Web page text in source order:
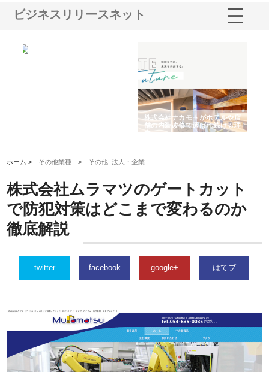
ビジネスリリースネット
株式会社ナカモトがホテルや店
舗の内装改修で選ばれ続ける理
由
ホーム > その他業種 > その他_法人・企業
株式会社ムラマツのゲートカット
で防犯対策はどこまで変わるのか
徹底解説
twitter facebook google+ はてブ